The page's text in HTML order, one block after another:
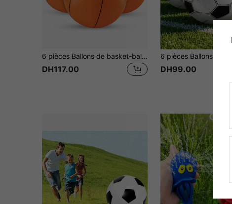
6 pièces Ballons de basket-ball gonflables pour la plage, jouets de piscine durables, ballons de basket-ball thématiques pour piscine, fête de plage, décoration thématique sports, fête hawaïenne, anniversaire, cadeaux, jeux d'eau extérieurs, essentiels pour les vacances d'été
DH117.00 DH99.00